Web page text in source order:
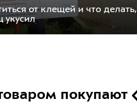
от клещей и что делать,
укусил
покупают